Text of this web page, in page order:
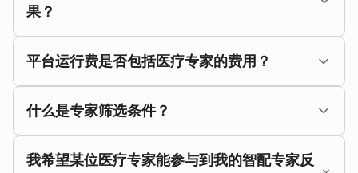
果？
平台运行费是否包括医疗专家的费用？
什么是专家筛选条件？
我希望某位医疗专家能参与到我的智配专家反